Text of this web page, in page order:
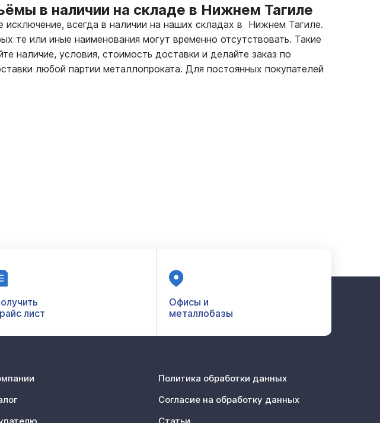
в наличии на складе в Нижнем Тагиле
исключение, всегда в наличии на наших складах в Нижнем Тагиле.
те или иные наименования могут временно отсутствовать. Такие
наличие, условия, стоимость доставки и делайте заказ по
любой партии металлопроката. Для постоянных покупателей
лист
Офисы и
металлобазы
Политика обработки данных
Согласие на обработку данных